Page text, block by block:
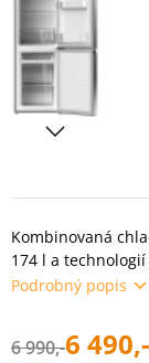
Kombinovaná
174 l a
Podrobný popis
6 990,-6 490,-